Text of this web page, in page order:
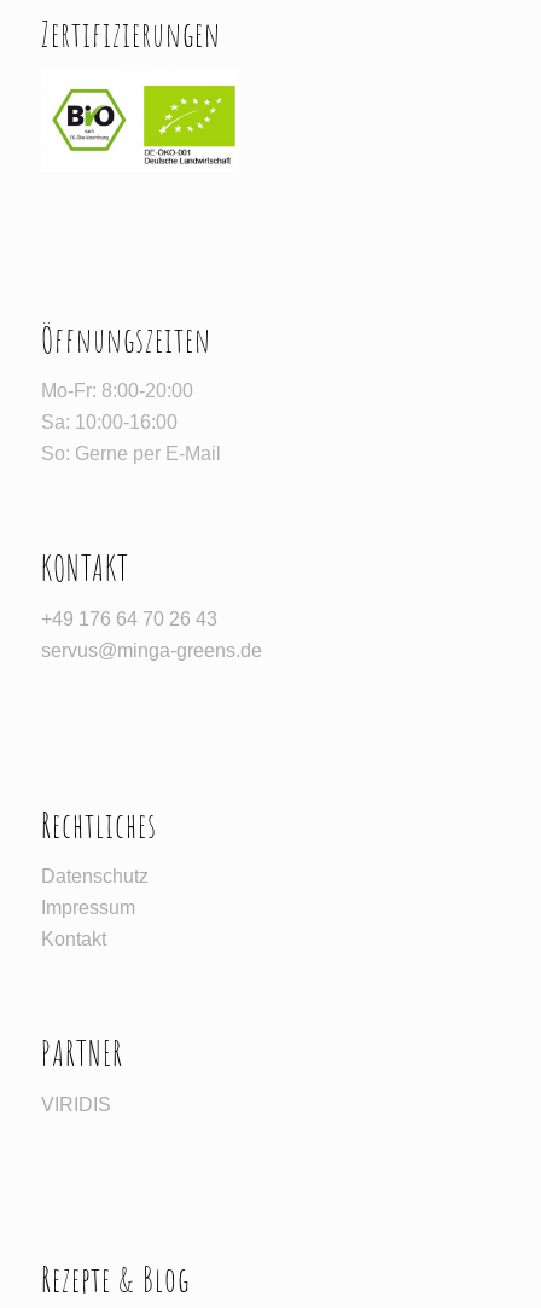
Zertifizierungen
Öffnungszeiten
Mo-Fr: 8:00-20:00
Sa: 10:00-16:00
So: Gerne per E-Mail
KONTAKT
‪+49 176 64 70 26 43‬
servus@minga-greens.de
Rechtliches
Datenschutz
Impressum
Kontakt
PARTNER
VIRIDIS
Rezepte & Blog